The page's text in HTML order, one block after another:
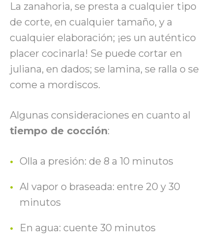
La zanahoria, se presta a cualquier tipo
de corte, en cualquier tamaño, y a
cualquier elaboración; ¡es un auténtico
placer cocinarla! Se puede cortar en
juliana, en dados; se lamina, se ralla o se
come a mordiscos.
Algunas consideraciones en cuanto al
tiempo de cocción:
Olla a presión: de 8 a 10 minutos
Al vapor o braseada: entre 20 y 30
minutos
En agua: cuente 30 minutos